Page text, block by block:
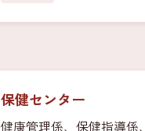
保健センター
健康管理係、保健指導係